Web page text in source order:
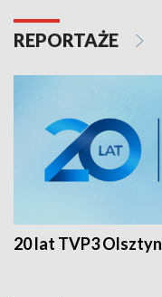
REPORTAŻE
20 lat TVP3 Olsztyn